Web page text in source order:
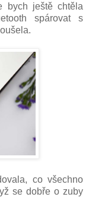
bych ještě chtěla
spárovat s
co všechno
se dobře o zuby